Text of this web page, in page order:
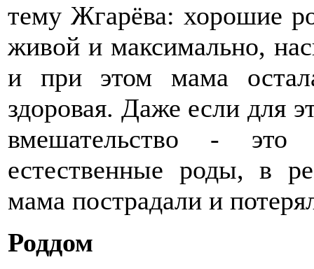
тему Жгарёва: хорошие
живой и максимально,
и при этом мама
здоровая. Даже если для
вмешательство -
естественные роды, в
мама пострадали и
Роддом